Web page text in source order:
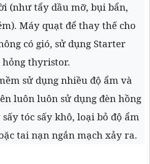
(như tẩy dầu mỡ, bụi bẩn,
Máy quạt để thay thế cho
có gió, sử dụng Starter
hỏng thyristor.
sử dụng nhiều độ ẩm và
luôn luôn sử dụng đèn hồng
tóc sấy khô, loại bỏ độ ẩm
tai nạn ngắn mạch xảy ra.